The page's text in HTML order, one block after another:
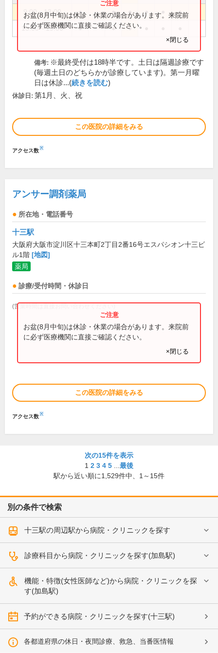
9:00～13:00 ● ● ● ● ●
15:00～19:00 ● ● ●
お盆(8月中旬)は休診・休業の場合があります。来院前
に必ず医療機関に直接ご確認ください。
×閉じる
備考: ※最終受付は18時半です。土日は隔週診療です
(毎週土日のどちらかが診療しています)。第一月曜
日は休診...(続きを読む)
休診日: 第1月、火、祝
この医院の詳細をみる
アクセス数※
アンサー調剤薬局
所在地・電話番号
十三駅
大阪府大阪市淀川区十三本町2丁目2番16号エスパシオン十三ビ
ル1階 [地図]
薬局
診療/受付時間・休診日
(営業時間は直接お問い合わせください)
お盆(8月中旬)は休診・休業の場合があります。来院前
に必ず医療機関に直接ご確認ください。
×閉じる
この医院の詳細をみる
アクセス数※
次の15件を表示
1 2 3 4 5
最後
駅から近い順に1,529件中、 1～15件
別の条件で検索
十三駅の周辺駅から病院・クリニックを探す
診療科目から病院・クリニックを探す(加島駅)
機能・特徴(女性医師など)から病院・クリニックを探
す(加島駅)
予約ができる病院・クリニックを探す(十三駅)
各都道府県の休日・夜間診療、救急、当番医情報